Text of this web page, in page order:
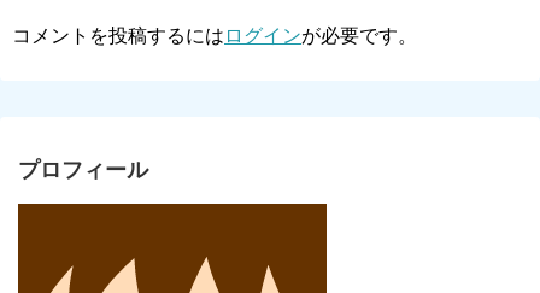
コメントを投稿するには ログインが必要です。
プロフィール